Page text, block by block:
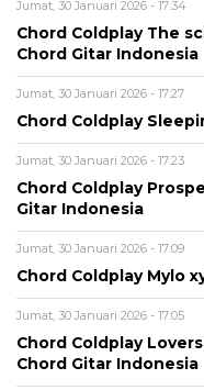
Jumat, 30 Januari 2026 - 17:34
Chord Coldplay The
Chord Gitar Indonesia
Jumat, 30 Januari 2026 - 17:27
Chord Coldplay
Jumat, 30 Januari 2026 - 17:23
Chord Coldplay
Gitar Indonesia
Jumat, 30 Januari 2026 - 17:09
Chord Coldplay Mylo
Jumat, 30 Januari 2026 - 17:05
Chord Coldplay
Chord Gitar Indonesia